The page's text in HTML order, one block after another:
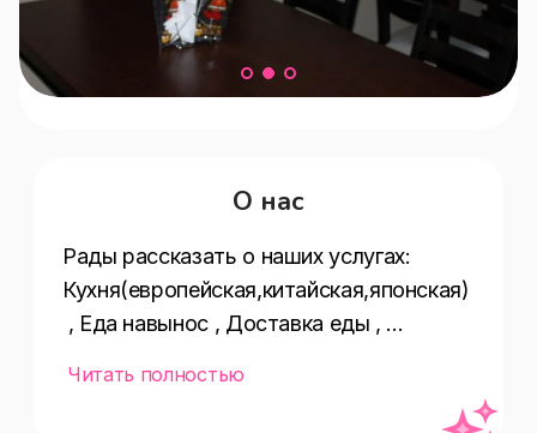
О нас
Рады рассказать о наших услугах:
Кухня(европейская,китайская,японская)
, Еда навынос , Доставка еды ,
Читать полностью